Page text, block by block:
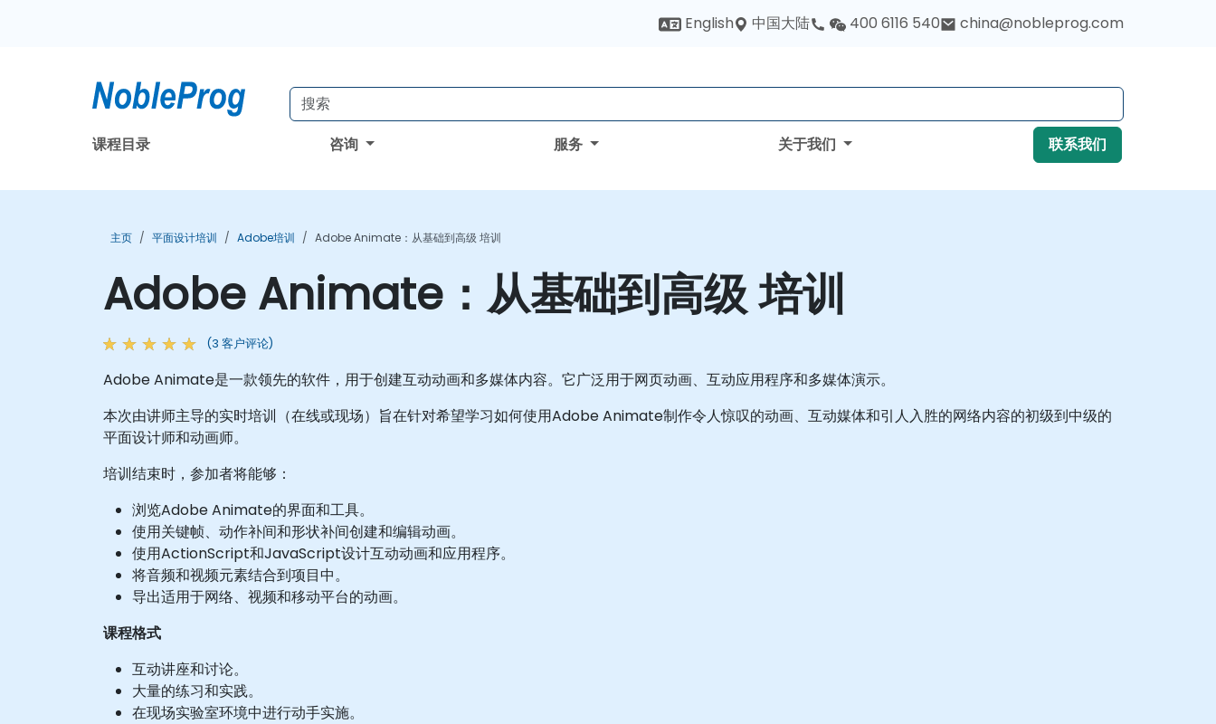
English 中国大陆 400 6116 540 china@nobleprog.com
课程目录 咨询 服务 关于我们 联系我们
主页 平面设计培训 Adobe培训 Adobe Animate：从基础到高级 培训
Adobe Animate：从基础到高级 培训
(3 客户评论)
Adobe Animate是一款领先的软件，用于创建互动动画和多媒体内容。它广泛用于网页动画、互动应用程序和多媒体演示。
本次由讲师主导的实时培训（在线或现场）旨在针对希望学习如何使用Adobe Animate制作令人惊叹的动画、互动媒体和引人入胜的网络内容的初级到中级的
平面设计师和动画师。
培训结束时，参加者将能够：
浏览Adobe Animate的界面和工具。
使用关键帧、动作补间和形状补间创建和编辑动画。
使用ActionScript和JavaScript设计互动动画和应用程序。
将音频和视频元素结合到项目中。
导出适用于网络、视频和移动平台的动画。
课程格式
互动讲座和讨论。
大量的练习和实践。
在现场实验室环境中进行动手实施。